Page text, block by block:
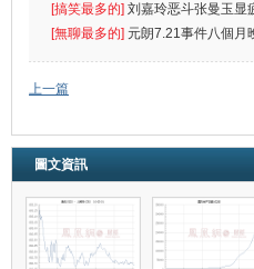
[搞笑最多的] 刘嘉玲恶斗张曼玉显
遮
[無聊最多的] 元朗7.21事件八個月
催
上一篇
圖文資訊